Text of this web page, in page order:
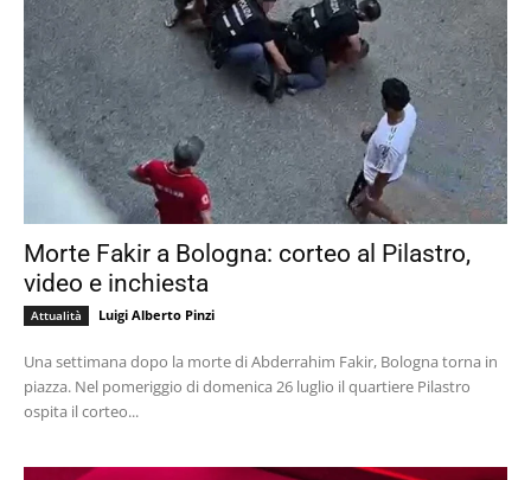
Morte Fakir a Bologna: corteo al Pilastro,
video e inchiesta
Attualità Luigi Alberto Pinzi
Una settimana dopo la morte di Abderrahim Fakir, Bologna torna in
piazza. Nel pomeriggio di domenica 26 luglio il quartiere Pilastro
ospita il corteo...